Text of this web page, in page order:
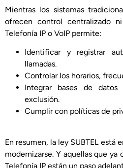
Mientras los sistemas
ofrecen control centralizado
Telefonía IP o VoIP permite:
Identificar y registrar
llamadas.
Controlar los horarios,
Integrar bases de
exclusión.
Cumplir con políticas de
En resumen, la ley SUBTEL está
modernizarse. Y aquellas que
Telefonía IP están un paso